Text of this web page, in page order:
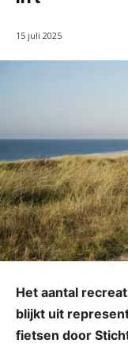
15 juli 2025
Het aantal
blijkt uit
fietsen door